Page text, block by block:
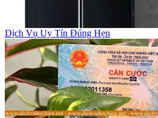
Dịch Vụ Uy Tín Đúng Hẹn